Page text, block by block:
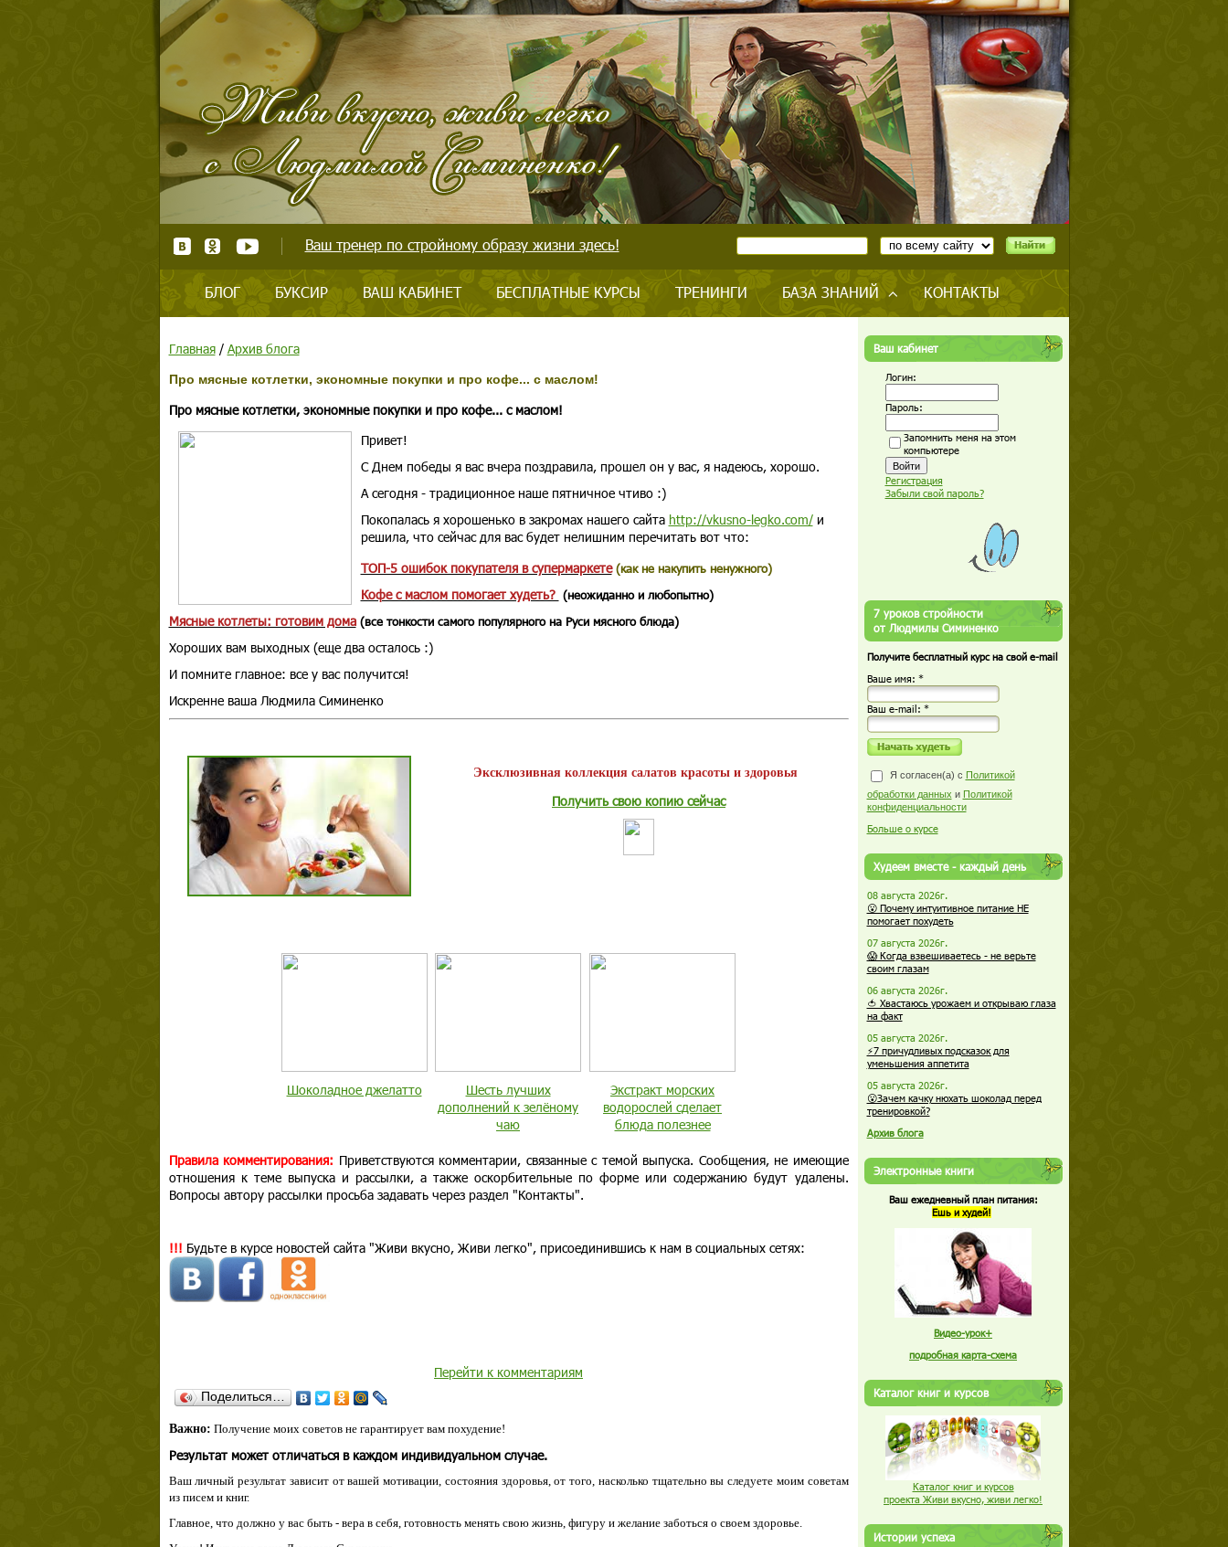
Ваш тренер по стройному образу жизни здесь!
БЛОГ БУКСИР ВАШ КАБИНЕТ БЕСПЛАТНЫЕ КУРСЫ ТРЕНИНГИ БАЗА ЗНАНИЙ КОНТАКТЫ
Главная/ Архив блога
Про мясные котлетки, экономные покупки и про кофе... с маслом!
Про мясные котлетки, экономные покупки и про кофе... с маслом!
Привет!
С Днем победы я вас вчера поздравила, прошел он у вас, я надеюсь, хорошо.
А сегодня - традиционное наше пятничное чтиво :)
Покопалась я хорошенько в закромах нашего сайта http://vkusno-legko.com/и
решила, что сейчас для вас будет нелишним перечитать вот что:
ТОП-5 ошибок покупателя в супермаркете (как не накупить ненужного)
Кофе с маслом помогает худеть? (неожиданно и любопытно)
Мясные котлеты: готовим дома(все тонкости самого популярного на Руси мясного блюда)
Хороших вам выходных (еще два осталось :)
И помните главное: все у вас получится!
Искренне ваша Людмила Симиненко
Эксклюзивная коллекция салатов красоты и здоровья
Получить свою копию сейчас
Шоколадное джелатто
Шесть лучших
дополнений к зелёному
чаю
Экстракт морских
водорослей сделает
блюда полезнее
Правила комментирования: Приветствуются комментарии, связанные с темой выпуска. Сообщения, не имеющие
отношения к теме выпуска и рассылки, а также оскорбительные по форме или содержанию будут удалены.
Вопросы автору рассылки просьба задавать через раздел "Контакты".
!!! Будьте в курсе новостей сайта "Живи вкусно, Живи легко", присоединившись к нам в социальных сетях:
Перейти к комментариям
Поделиться…
Важно: Получение моих советов не гарантирует вам похудение!
Результат может отличаться в каждом индивидуальном случае.
Ваш личный результат зависит от вашей мотивации, состояния здоровья, от того, насколько тщательно вы следуете моим советам
из писем и книг.
Главное, что должно у вас быть - вера в себя, готовность менять свою жизнь, фигуру и желание заботься о своем здоровье.
Ваш кабинет
Логин:
Пароль:
Запомнить меня на этом
компьютере
Регистрация
Забыли свой пароль?
7 уроков стройности
от Людмилы Симиненко
Получите бесплатный курс на свой e-mail
Ваше имя: *
Ваш е-mail: *
Я согласен(а) с Политикой
обработки данных и Политикой
конфиденциальности
Больше о курсе
Худеем вместе - каждый день
08 августа 2026г.
😮 Почему интуитивное питание НЕ
помогает похудеть
07 августа 2026г.
😱 Когда взвешиваетесь - не верьте
своим глазам
06 августа 2026г.
🍅 Хвастаюсь урожаем и открываю глаза
на факт
05 августа 2026г.
⚡7 причудливых подсказок для
уменьшения аппетита
05 августа 2026г.
😮Зачем качку нюхать шоколад перед
тренировкой?
Архив блога
Электронные книги
Ваш ежедневный план питания:
Ешь и худей!
Видео-урок+
подробная карта-схема
Каталог книг и курсов
Каталог книг и курсов
проекта Живи вкусно, живи легко!
Истории успеха